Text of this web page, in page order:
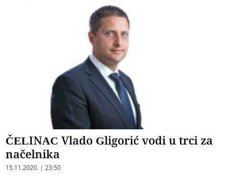
ČELINAC Vlado Gligorić vodi u trci za
načelnika
15.11.2020. | 23:50